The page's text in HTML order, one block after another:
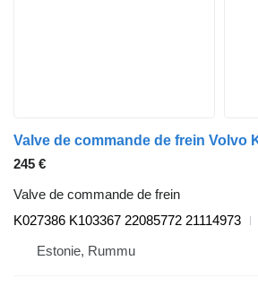
245 €
Valve de commande de frein
K027386 K103367 22085772 21114973
Estonie, Rummu